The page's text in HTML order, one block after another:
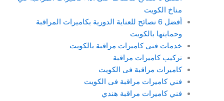
مناخ الكويت
أفضل 6 نصائح للعناية الدورية بكاميرات المراقبة
وحمايتها بالكويت
خدمات فني كاميرات مراقبة بالكويت
تركيب كاميرات مراقبة
كاميرات مراقبة فى الكويت
فني كاميرات مراقبة فى الكويت
فني كاميرات مراقبة هندي